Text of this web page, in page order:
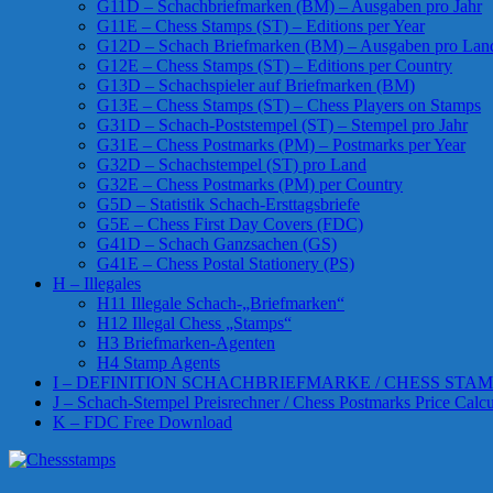
G11D – Schachbriefmarken (BM) – Ausgaben pro Jahr
G11E – Chess Stamps (ST) – Editions per Year
G12D – Schach Briefmarken (BM) – Ausgaben pro
G12E – Chess Stamps (ST) – Editions per Country
G13D – Schachspieler auf Briefmarken (BM)
G13E – Chess Stamps (ST) – Chess Players on Stamps
G31D – Schach-Poststempel (ST) – Stempel pro Jahr
G31E – Chess Postmarks (PM) – Postmarks per Year
G32D – Schachstempel (ST) pro Land
G32E – Chess Postmarks (PM) per Country
G5D – Statistik Schach-Ersttagsbriefe
G5E – Chess First Day Covers (FDC)
G41D – Schach Ganzsachen (GS)
G41E – Chess Postal Stationery (PS)
H – Illegales
H11 Illegale Schach-„Briefmarken“
H12 Illegal Chess „Stamps“
H3 Briefmarken-Agenten
H4 Stamp Agents
I – DEFINITION SCHACHBRIEFMARKE / CHESS
J – Schach-Stempel Preisrechner / Chess Postmarks Price
K – FDC Free Download